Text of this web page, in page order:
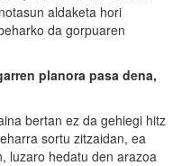
aldaketa hori
da gorpuaren
planora pasa dena,
bertan ez da gehiegi hitz
sortu zitzaidan, ea
luzaro hedatu den arazoa